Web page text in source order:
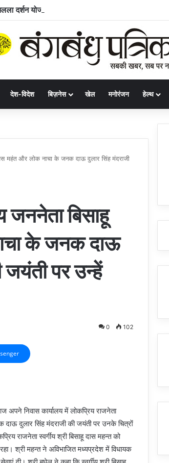
देश-विदेश बिज़नेस खेल मनोरंजन हेल्थ
महंत और लोक नाचा के जनक दाऊ दुलार सिंह मंदराजी
जननेता बिसाहू
के जनक दाऊ
जयंती पर उन्हें
0 102
निवास कार्यालय में लोकप्रिय राजनेता
दाऊ दुलार सिंह मंदराजी की जयंती पर उनके चित्रों
राजनेता स्वर्गीय श्री बिसाहू दास महन्त को
श्री महन्त ने अविभाजित मध्यप्रदेश में विधायक